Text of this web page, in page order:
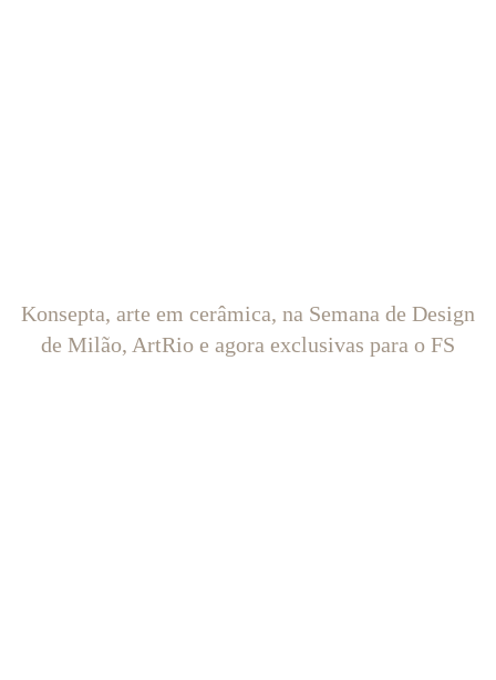
Konsepta, arte em cerâmica, na Semana de Design
de Milão, ArtRio e agora exclusivas para o FS